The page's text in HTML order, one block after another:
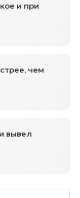
и при
чем
вывел